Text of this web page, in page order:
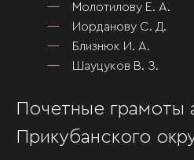
Молотилову Е. А.
Иорданову С. Д.
Близнюк И. А.
Шауцуков В. З.
Почетные грамоты
Прикубанского